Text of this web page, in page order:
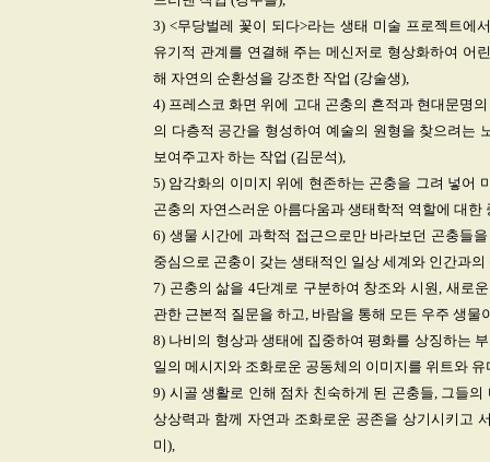
3) <무당벌레 꽃이 되다>라는 생태 미술 프로젝트에
유기적 관계를 연결해 주는 메신저로 형상화하여 어
해 자연의 순환성을 강조한 작업 (강술생),
4) 프레스코 화면 위에 고대 곤충의 흔적과 현대문명
의 다층적 공간을 형성하여 예술의 원형을 찾으려는
보여주고자 하는 작업 (김문석),
5) 암각화의 이미지 위에 현존하는 곤충을 그려 넣어
곤충의 자연스러운 아름다움과 생태학적 역할에 대한
6) 생물 시간에 과학적 접근으로만 바라보던 곤충들
중심으로 곤충이 갖는 생태적인 일상 세계와 인간과
7) 곤충의 삶을 4단계로 구분하여 창조와 시원, 새로
관한 근본적 질문을 하고, 바람을 통해 모든 우주 생
8) 나비의 형상과 생태에 집중하여 평화를 상징하는
일의 메시지와 조화로운 공동체의 이미지를 위트와
9) 시골 생활로 인해 점차 친숙하게 된 곤충들, 그들
상상력과 함께 자연과 조화로운 공존을 상기시키고
미),